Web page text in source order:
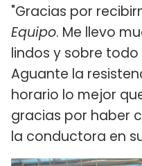
"Gracias por
Equipo. Me llevo
lindos y sobre
Aguante la
horario lo mejor
gracias por haber
la conductora en